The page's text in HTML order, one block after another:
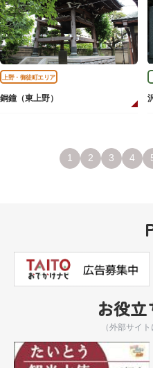
上野・御徒町エリア
銅鐘（東上野）
1 2 3 4
お役立
（外部サイ